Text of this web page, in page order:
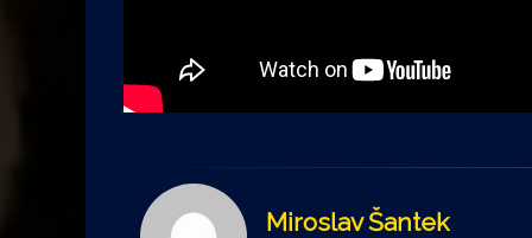
Miroslav Šantek